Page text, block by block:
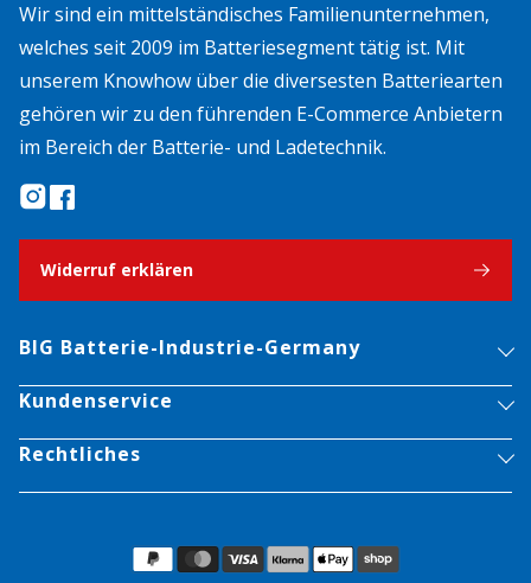
Wir sind ein mittelständisches Familienunternehmen,
welches seit 2009 im Batteriesegment tätig ist. Mit
unserem Knowhow über die diversesten Batteriearten
gehören wir zu den führenden E-Commerce Anbietern
im Bereich der Batterie- und Ladetechnik.
Widerruf erklären
BIG Batterie-Industrie-Germany
Kundenservice
Rechtliches